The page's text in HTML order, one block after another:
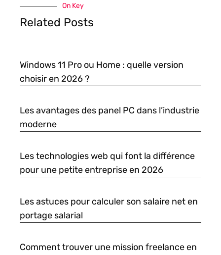
On Key
Related Posts
Windows 11 Pro ou Home : quelle version
choisir en 2026 ?
Les avantages des panel PC dans l’industrie
moderne
Les technologies web qui font la différence
pour une petite entreprise en 2026
Les astuces pour calculer son salaire net en
portage salarial
Comment trouver une mission freelance en